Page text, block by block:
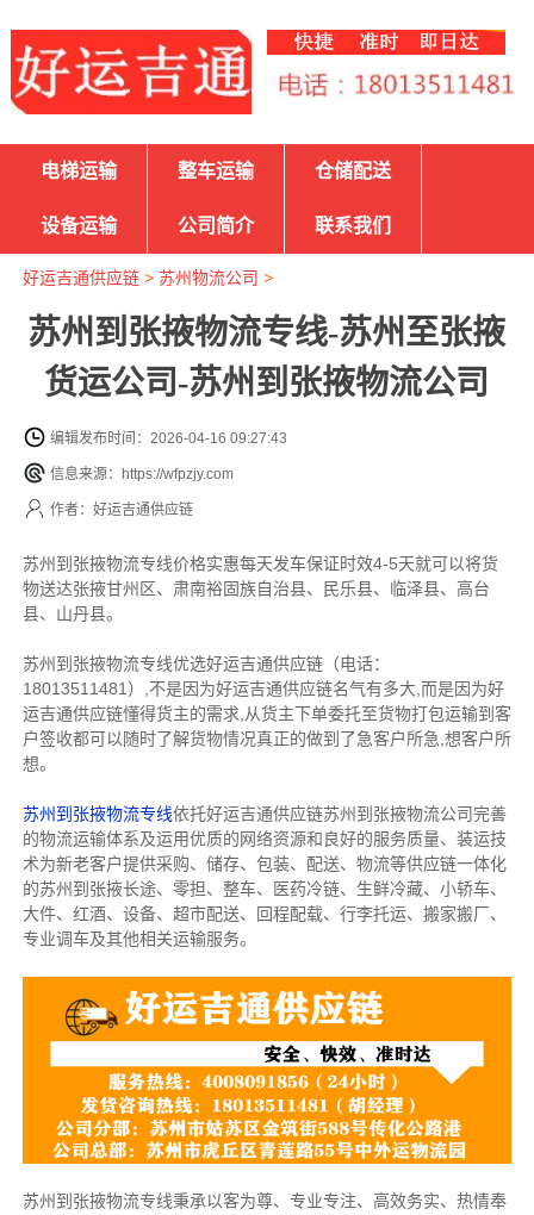
电梯运输 整车运输 仓储配送
设备运输 公司简介 联系我们
好运吉通供应链> 苏州物流公司 >
苏州到张掖物流专线-苏州至张掖
货运公司-苏州到张掖物流公司
编辑发布时间：2026-04-16 09:27:43
信息来源：https://wfpzjy.com
作者：好运吉通供应链
苏州到张掖物流专线价格实惠每天发车保证时效4-5天就可以将货
物送达张掖甘州区、肃南裕固族自治县、民乐县、临泽县、高台
县、山丹县。
苏州到张掖物流专线优选好运吉通供应链（电话：
18013511481）,不是因为好运吉通供应链名气有多大,而是因为好
运吉通供应链懂得货主的需求,从货主下单委托至货物打包运输到客
户签收都可以随时了解货物情况真正的做到了急客户所急,想客户所
想。
苏州到张掖物流专线依托好运吉通供应链苏州到张掖物流公司完善
的物流运输体系及运用优质的网络资源和良好的服务质量、装运技
术为新老客户提供采购、储存、包装、配送、物流等供应链一体化
的苏州到张掖长途、零担、整车、医药冷链、生鲜冷藏、小轿车、
大件、红酒、设备、超市配送、回程配载、行李托运、搬家搬厂、
专业调车及其他相关运输服务。
苏州到张掖物流专线秉承以客为尊、专业专注、高效务实、热情奉